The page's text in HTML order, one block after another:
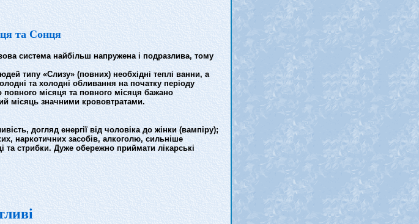
та Сонця
система найбільш напружена і подразлива, тому
типу «Слизу» (повних) необхідні теплі ванни, а
та холодні обливання на початку періоду
повного місяця та повного місяця бажано
місяць значними крововтратами.
догляд енергії від чоловіка до жінки (вампіру);
наркотичних засобів, алкоголю, сильніше
та стрибки. Дуже обережно приймати лікарські